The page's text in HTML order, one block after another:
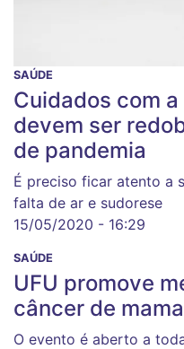
SAÚDE
Cuidados com
devem ser
de pandemia
É preciso ficar atento a
falta de ar e sudorese
15/05/2020 - 16:29
SAÚDE
UFU promove
câncer de mama
O evento é aberto a